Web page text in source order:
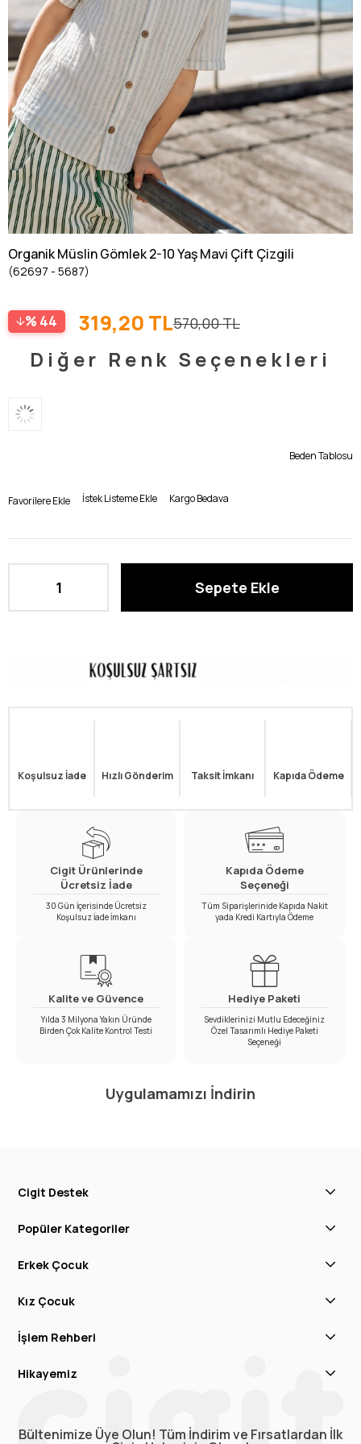
Organik Müslin Gömlek 2-10 Yaş Mavi Çift Çizgili
(62697 - 5687)
44 570,00 TL
319,20 TL
Diğer Renk Seçenekleri
Beden Tablosu
Favorilere Ekle İstek Listeme Ekle Kargo Bedava
Koşulsuz İade Hızlı Gönderim Taksit İmkanı Kapıda Ödeme
Cigit Ürünlerinde
Ücretsiz İade
30 Gün İçerisinde Ücretsiz
Koşulsuz İade İmkanı
Kapıda Ödeme
Seçeneği
Tüm Siparişlerinide Kapıda Nakit
yada Kredi Kartıyla Ödeme
Kalite ve Güvence
Yılda 3 Milyona Yakın Üründe
Birden Çok Kalite Kontrol Testi
Hediye Paketi
Sevdiklerinizi Mutlu Edeceğiniz
Özel Tasarımlı Hediye Paketi
Seçeneği
Uygulamamızı İndirin
Cigit Destek
Popüler Kategoriler
Erkek Çocuk
Kız Çocuk
İşlem Rehberi
Hikayemiz
Bültenimize Üye Olun! Tüm İndirim ve Fırsatlardan İlk